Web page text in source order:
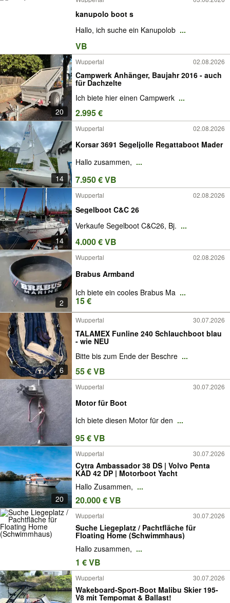
kanupolo boot s
Hallo, ich suche ein Kanupolob ...
VB
20
Wuppertal 02.08.2026
Campwerk Anhänger, Baujahr 2016 - auch
für Dachzelte
Ich biete hier einen Campwerk ...
2.995 €
14
Wuppertal 02.08.2026
Korsar 3691 Segeljolle Regattaboot Mader
Hallo zusammen, ...
7.950 € VB
14
Wuppertal 02.08.2026
Segelboot C&C 26
Verkaufe Segelboot C&C26, Bj. ...
4.000 € VB
2
Wuppertal 02.08.2026
Brabus Armband
Ich biete ein cooles Brabus Ma ...
15 €
6
Wuppertal 30.07.2026
TALAMEX Funline 240 Schlauchboot blau
- wie NEU
Bitte bis zum Ende der Beschre ...
55 € VB
Wuppertal 30.07.2026
Motor für Boot
Ich biete diesen Motor für den ...
95 € VB
20
Wuppertal 30.07.2026
Cytra Ambassador 38 DS | Volvo Penta
KAD 42 DP | Motorboot Yacht
Hallo Zusammen, ...
20.000 € VB
Wuppertal 30.07.2026
Suche Liegeplatz / Pachtfläche für
Floating Home (Schwimmhaus)
Hallo zusammen, ...
1 € VB
Wuppertal 30.07.2026
Wakeboard-Sport-Boot Malibu Skier 195-
V8 mit Tempomat & Ballast!